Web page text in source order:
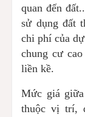
quan đến
sử dụng đất
chi phí của
chung cư
liền kề.
Mức giá
thuộc vị trí,